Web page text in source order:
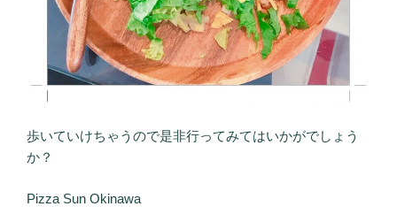
歩いていけちゃうので是非行ってみてはいかがでしょう
か？
Pizza Sun Okinawa